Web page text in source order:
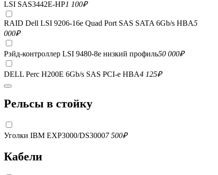
LSI SAS3442E-HP1 100₽
RAID Dell LSI 9206-16e Quad Port SAS SATA 6Gb/s HBA5
000₽
Рэйд-контроллер LSI 9480-8e низкий профиль50 000₽
DELL Perc H200E 6Gb/s SAS PCI-e HBA4 125₽
Рельсы в стойку
Уголки IBM EXP3000/DS30007 500₽
Кабели